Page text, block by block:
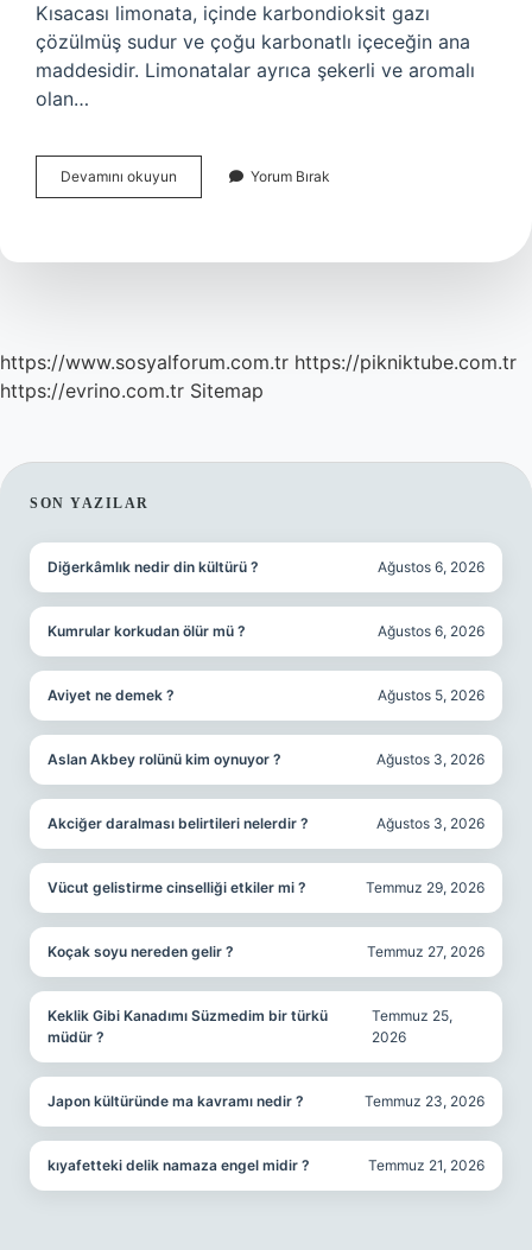
Kısacası limonata, içinde karbondioksit gazı
çözülmüş sudur ve çoğu karbonatlı içeceğin ana
maddesidir. Limonatalar ayrıca şekerli ve aromalı
olan…
Devamını okuyun
Döneminde
Nerede
Yorum Bırak
https://www.sosyalforum.com.tr https://pikniktube.com.tr
https://evrino.com.tr Sitemap
SIDEBAR
SON YAZILAR
Diğerkâmlık nedir din kültürü ? Ağustos 6, 2026
Kumrular korkudan ölür mü ? Ağustos 6, 2026
Aviyet ne demek ? Ağustos 5, 2026
Aslan Akbey rolünü kim oynuyor ? Ağustos 3, 2026
Akciğer daralması belirtileri nelerdir ? Ağustos 3, 2026
Vücut gelistirme cinselliği etkiler mi ? Temmuz 29, 2026
Koçak soyu nereden gelir ? Temmuz 27, 2026
Keklik Gibi Kanadımı Süzmedim bir türkü
müdür ?
Temmuz 25,
2026
Japon kültüründe ma kavramı nedir ? Temmuz 23, 2026
kıyafetteki delik namaza engel midir ? Temmuz 21, 2026